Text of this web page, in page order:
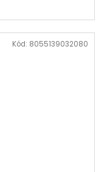
Kód: 8055139032080